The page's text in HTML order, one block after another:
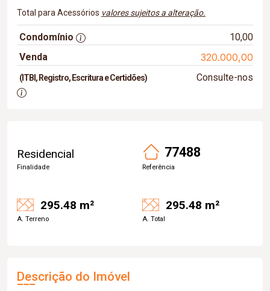
Total para Acessórios valores sujeitos a alteração.
Condomínio
10,00
Venda
320.000,00
(ITBI, Registro, Escritura e Certidões) Consulte-nos
Residencial
Finalidade
77488
Referência
295.48 m²
A. Terreno
295.48 m²
A. Total
Descrição do Imóvel